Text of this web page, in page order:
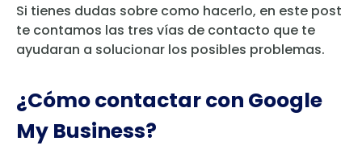
Si tienes dudas sobre como hacerlo, en este post
te contamos las tres vías de contacto que te
ayudaran a solucionar los posibles problemas.
¿Cómo contactar con Google
My Business?